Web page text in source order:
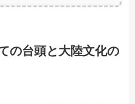
の台頭と大陸文化の